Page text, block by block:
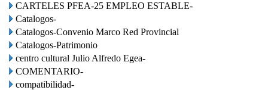
CARTELES PFEA-25 EMPLEO ESTABLE-
Catalogos-
Catalogos-Convenio Marco Red Provincial
Catalogos-Patrimonio
centro cultural Julio Alfredo Egea-
COMENTARIO-
compatibilidad-